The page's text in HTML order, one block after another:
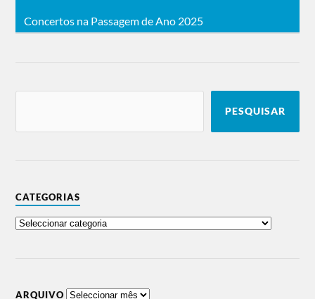
Concertos na Passagem de Ano 2025
PESQUISAR
CATEGORIAS
ARQUIVO